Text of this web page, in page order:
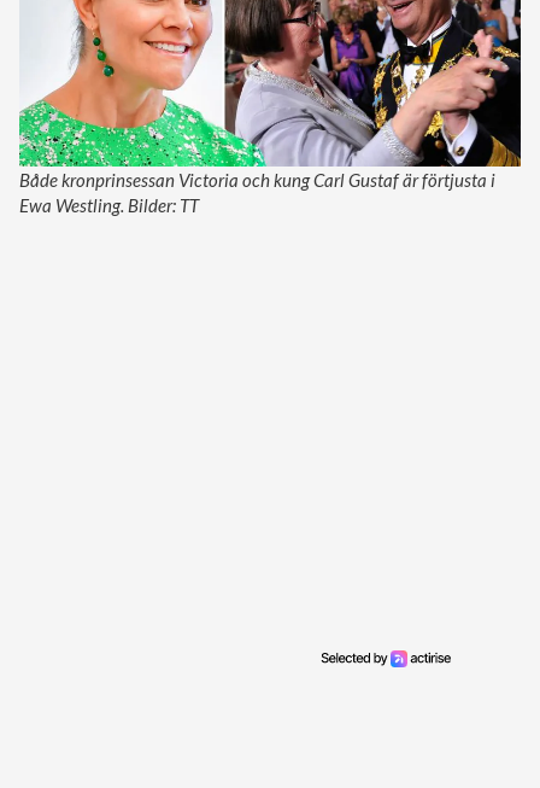
Både kronprinsessan Victoria och kung Carl Gustaf är förtjusta i
Ewa Westling. Bilder: TT